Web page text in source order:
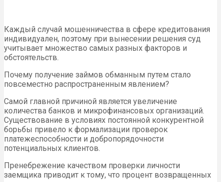
Каждый случай мошенничества в сфере кредитования
индивидуален, поэтому при вынесении решения суд
учитывает множество самых разных факторов и
обстоятельств.
Почему получение займов обманным путем стало
повсеместно распространенным явлением?
Самой главной причиной является увеличение
количества банков и микрофинансовых организаций.
Существование в условиях постоянной конкурентной
борьбы привело к формализации проверок
платежеспособности и добропорядочности
потенциальных клиентов.
Пренебрежение качеством проверки личности
заемщика приводит к тому, что процент возвращенных